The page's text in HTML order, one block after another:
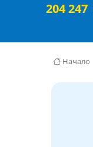
204 247
Начало